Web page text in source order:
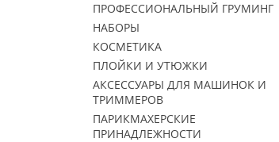
ПРОФЕССИОНАЛЬНЫЙ ГРУМИНГ
НАБОРЫ
КОСМЕТИКА
ПЛОЙКИ И УТЮЖКИ
АКСЕССУАРЫ ДЛЯ МАШИНОК И
ТРИММЕРОВ
ПАРИКМАХЕРСКИЕ
ПРИНАДЛЕЖНОСТИ